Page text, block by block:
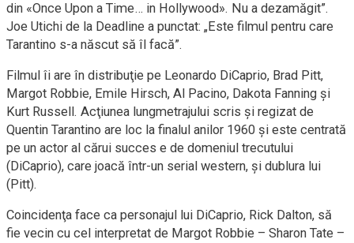
din «Once Upon a Time… in Hollywood». Nu a dezamăgit”.
Joe Utichi de la Deadline a punctat: „Este filmul pentru care
Tarantino s-a născut să îl facă”.
Filmul îi are în distribuţie pe Leonardo DiCaprio, Brad Pitt,
Margot Robbie, Emile Hirsch, Al Pacino, Dakota Fanning şi
Kurt Russell. Acţiunea lungmetrajului scris şi regizat de
Quentin Tarantino are loc la finalul anilor 1960 şi este centrată
pe un actor al cărui succes e de domeniul trecutului
(DiCaprio), care joacă într-un serial western, şi dublura lui
(Pitt).
Coincidenţa face ca personajul lui DiCaprio, Rick Dalton, să
fie vecin cu cel interpretat de Margot Robbie – Sharon Tate –